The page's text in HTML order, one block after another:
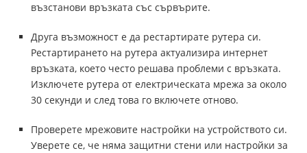
възстанови връзката със сървърите.
Друга възможност е да рестартирате рутера си.
Рестартирането на рутера актуализира интернет
връзката, което често решава проблеми с връзката.
Изключете рутера от електрическата мрежа за около
30 секунди и след това го включете отново.
Проверете мрежовите настройки на устройството си.
Уверете се, че няма защитни стени или настройки за